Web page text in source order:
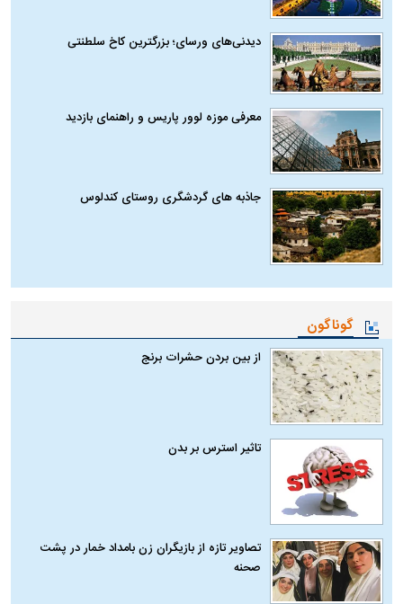
دیدنی‌های ورسای؛ بزرگترین کاخ سلطنتی
معرفی موزه لوور پاریس و راهنمای بازدید
جاذبه های گردشگری روستای کندلوس
گوناگون
از بین بردن حشرات برنج
تاثیر استرس بر بدن
تصاویر تازه از بازیگران زن بامداد خمار در پشت
صحنه